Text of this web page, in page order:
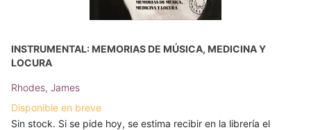
INSTRUMENTAL: MEMORIAS DE MÚSICA, MEDICINA Y
LOCURA
Rhodes, James
Disponible en breve
Sin stock. Si se pide hoy, se estima recibir en la librería el